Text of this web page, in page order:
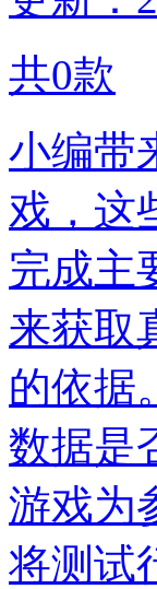
共0款
小编带
戏，这
完成主
来获取
的依据
数据是
游戏为
将测试